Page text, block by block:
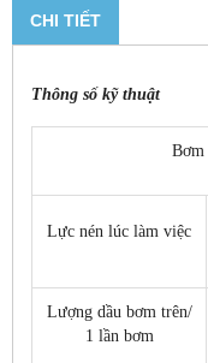
CHI TIẾT
Thông số kỹ thuật
Lực nén lúc làm việc
Lượng dầu bơm trên/
1 lần bơm